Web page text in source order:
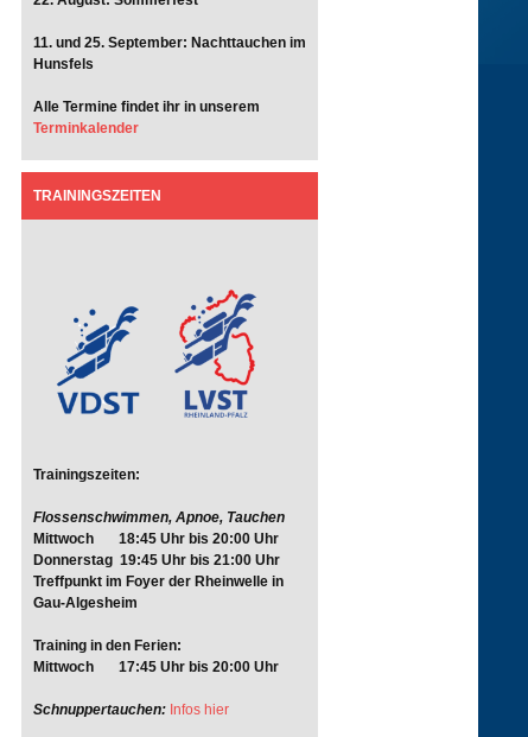
11. und 25. September: Nachttauchen im
Hunsfels
Alle Termine findet ihr in unserem
Terminkalender
TRAININGSZEITEN
Trainingszeiten:
Flossenschwimmen, Apnoe, Tauchen
Mittwoch 18:45 Uhr bis 20:00 Uhr
Donnerstag 19:45 Uhr bis 21:00 Uhr
Treffpunkt im Foyer der Rheinwelle in
Gau-Algesheim
Training in den Ferien:
Mittwoch 17:45 Uhr bis 20:00 Uhr
Schnuppertauchen: Infos hier